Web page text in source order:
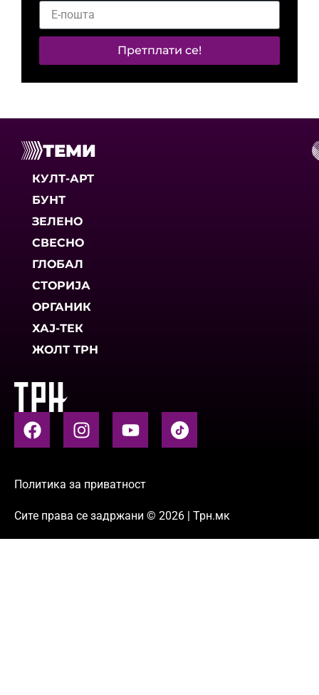
Претплати се!
ТЕМИ
КУЛТ-АРТ
БУНТ
ЗЕЛЕНО
СВЕСНО
ГЛОБАЛ
СТОРИЈА
ОРГАНИК
ХАЈ-ТЕК
ЖОЛТ ТРН
Политика за приватност
Сите права се задржани © 2026 | Трн.мк